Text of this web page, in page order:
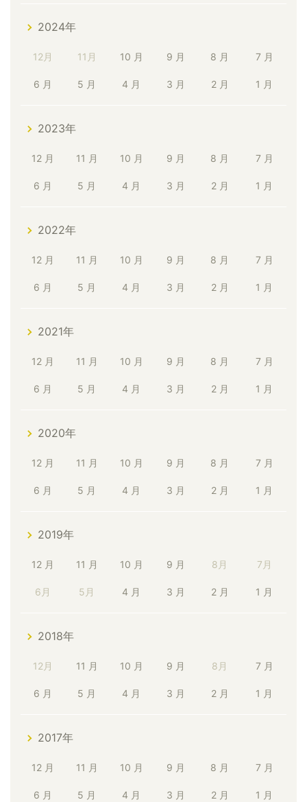
2024年
12月 11月 10 月 9 月 8 月 7 月
6 月 5 月 4 月 3 月 2 月 1 月
2023年
12 月 11 月 10 月 9 月 8 月 7 月
6 月 5 月 4 月 3 月 2 月 1 月
2022年
12 月 11 月 10 月 9 月 8 月 7 月
6 月 5 月 4 月 3 月 2 月 1 月
2021年
12 月 11 月 10 月 9 月 8 月 7 月
6 月 5 月 4 月 3 月 2 月 1 月
2020年
12 月 11 月 10 月 9 月 8 月 7 月
6 月 5 月 4 月 3 月 2 月 1 月
2019年
12 月 11 月 10 月 9 月 8月 7月
6月 5月 4 月 3 月 2 月 1 月
2018年
12月 11 月 10 月 9 月 8月 7 月
6 月 5 月 4 月 3 月 2 月 1 月
2017年
12 月 11 月 10 月 9 月 8 月 7 月
6 月 5 月 4 月 3 月 2 月 1 月